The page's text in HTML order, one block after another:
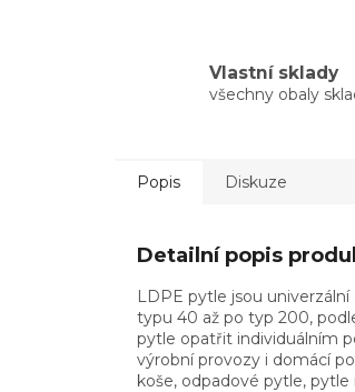
Vlastní sklady
všechny obaly
Popis Diskuze
Detailní popis
LDPE pytle jsou
typu 40 až po typ 200,
pytle opatřit individuálním
výrobní provozy i domácí
koše, odpadové pytle,